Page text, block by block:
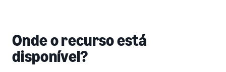
Onde o recurso está
disponível?